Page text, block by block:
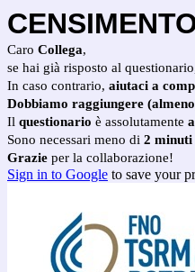
Caro Collega,
se hai già risposto al
In caso contrario, aiutaci a
Dobbiamo raggiungere
Il questionario è assolutamente
Sono necessari meno di 2 minuti
Grazie per la collaborazione!
Sign in to Google to save your